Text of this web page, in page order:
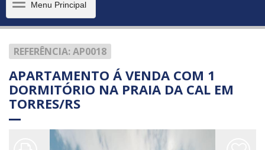
Menu Principal
REFERÊNCIA: AP0018
APARTAMENTO Á VENDA COM 1
DORMITÓRIO NA PRAIA DA CAL EM
TORRES/RS